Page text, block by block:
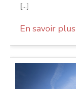
[...]
En savoir plus